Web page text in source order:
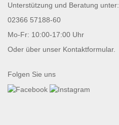
Unterstützung und Beratung unter:
02366 57188-60
Mo-Fr: 10:00-17:00 Uhr
Oder über unser Kontaktformular.
Folgen Sie uns